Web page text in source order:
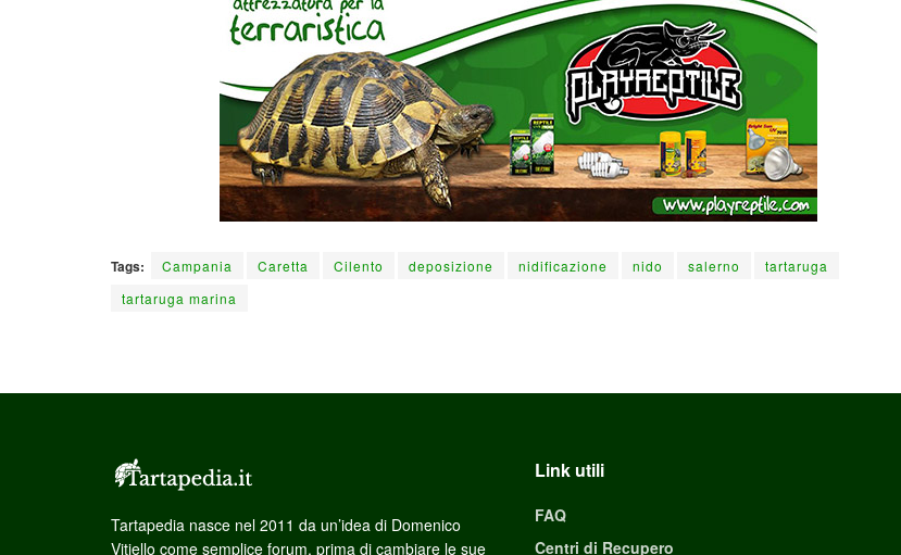
Tags: Campania Caretta Cilento deposizione nidificazione nido salerno
tartaruga
tartaruga marina
Tartapedia nasce nel 2011 da un’idea di Domenico
Vitiello come semplice forum, prima di cambiare le sue
Link utili
FAQ
Centri di Recupero